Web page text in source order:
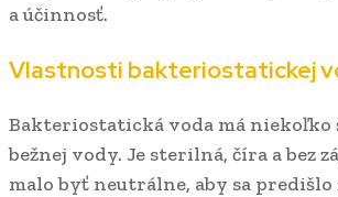
a účinnosť.
Vlastnosti bakteriostatickej
Bakteriostatická voda má
bežnej vody. Je sterilná, číra a bez
malo byť neutrálne, aby sa